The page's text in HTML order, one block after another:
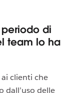
di
team lo ha
clienti che
dall’uso delle